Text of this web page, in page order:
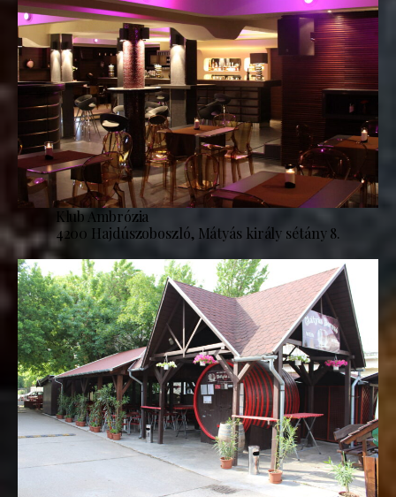
Klub Ambrózia
4200 Hajdúszoboszló, Mátyás király sétány 8.